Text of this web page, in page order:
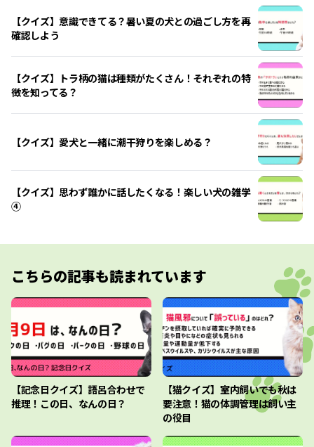
【クイズ】意識できてる？暑い夏の犬との過ごし方を再
確認しよう
【クイズ】トラ柄の猫は種類がたくさん！それぞれの特
徴を知ってる？
【クイズ】愛犬と一緒に潮干狩りを楽しめる？
【クイズ】思わず誰かに話したくなる！楽しい犬の雑学
④
こちらの記事も読まれています
【記念日クイズ】語呂合わせで
推理！この日、なんの日？
【猫クイズ】室内飼いでも秋は
要注意！猫の体調管理は飼い主
の役目